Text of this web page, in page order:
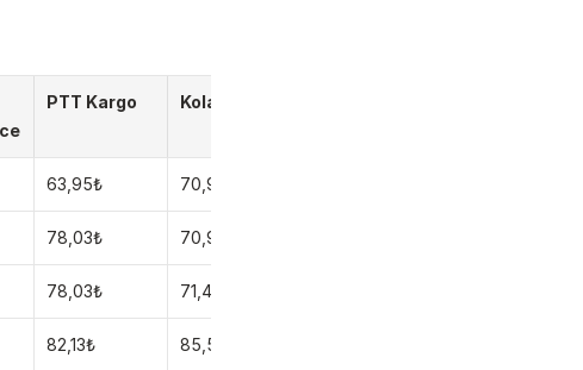
PTT Kargo Kolay Gelsin
63,95₺ 70,90₺
78,03₺ 70,90₺
78,03₺ 71,44₺
82,13₺ 85,59₺